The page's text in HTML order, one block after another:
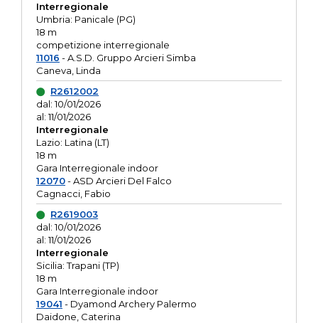
Interregionale
Umbria: Panicale (PG)
18 m
competizione interregionale
11016 - A.S.D. Gruppo Arcieri Simba
Caneva, Linda
R2612002
dal: 10/01/2026
al: 11/01/2026
Interregionale
Lazio: Latina (LT)
18 m
Gara Interregionale indoor
12070- ASD Arcieri Del Falco
Cagnacci, Fabio
R2619003
dal: 10/01/2026
al: 11/01/2026
Interregionale
Sicilia: Trapani (TP)
18 m
Gara Interregionale indoor
19041 - Dyamond Archery Palermo
Daidone, Caterina